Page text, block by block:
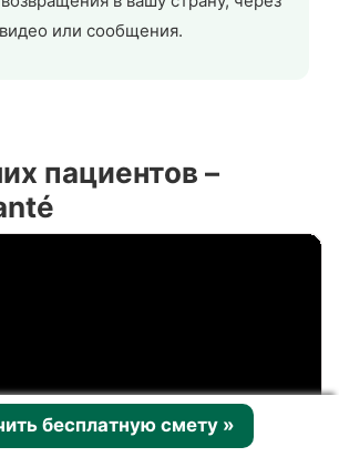
видео или сообщения.
пациентов –
бесплатную смету »